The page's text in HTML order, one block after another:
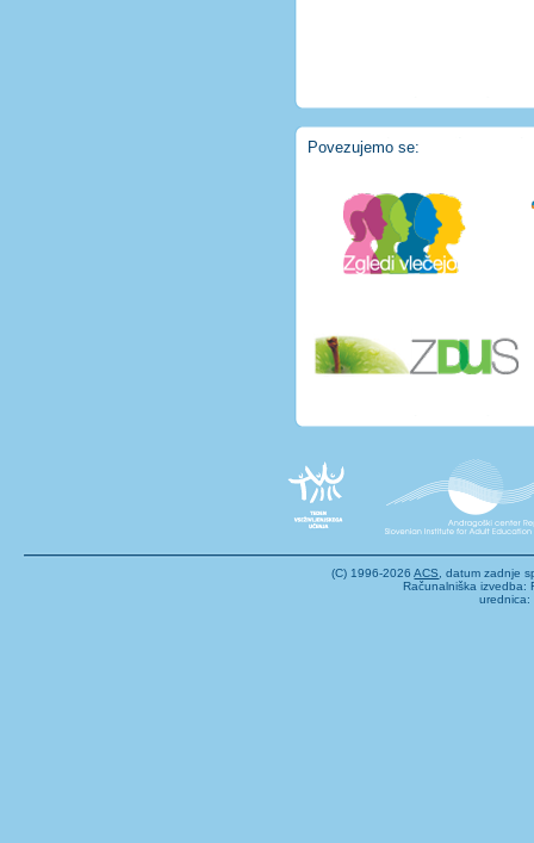
Povezujemo se:
(C) 1996-2026ACS
, datum zadnje
Računalniška izvedba:
urednica: